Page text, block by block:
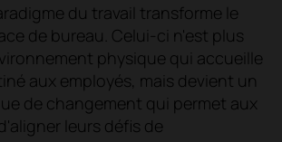
du travail transforme le
de bureau. Celui-ci n'est plus
physique qui accueille
aux employés, mais devient un
de changement qui permet aux
leurs défis de